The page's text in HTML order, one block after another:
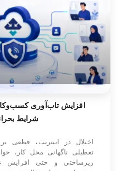
افزایش تاب‌آوری
شرایط
اختلال در اینترنت، قطعی
تعطیلی ناگهانی محل کار،
زیرساختی و حتی افزایش